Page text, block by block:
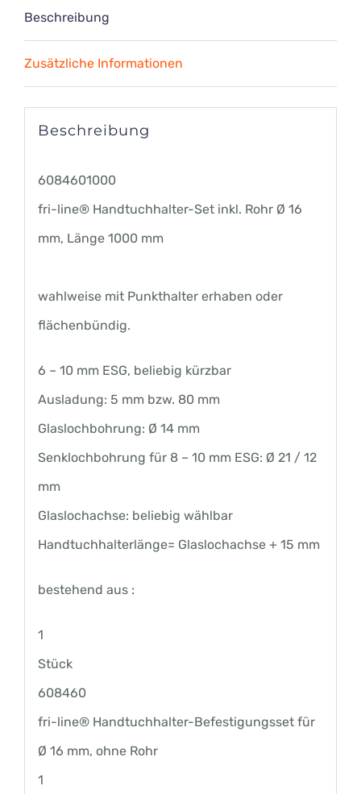
1000
Menge
Beschreibung
Zusätzliche Informationen
Beschreibung
6084601000
fri-line® Handtuchhalter-Set inkl. Rohr Ø 16
mm, Länge 1000 mm
wahlweise mit Punkthalter erhaben oder
flächenbündig.
6 – 10 mm ESG, beliebig kürzbar
Ausladung: 5 mm bzw. 80 mm
Glaslochbohrung: Ø 14 mm
Senklochbohrung für 8 – 10 mm ESG: Ø 21 / 12
mm
Glaslochachse: beliebig wählbar
Handtuchhalterlänge= Glaslochachse + 15 mm
bestehend aus :
1
Stück
608460
fri-line® Handtuchhalter-Befestigungsset für
Ø 16 mm, ohne Rohr
1